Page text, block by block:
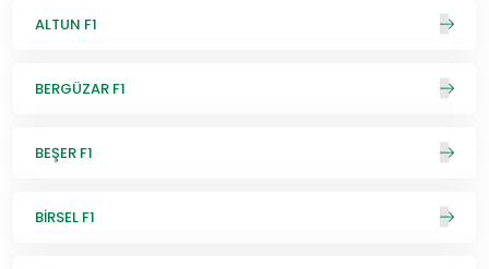
ALTUN F1
BERGÜZAR F1
BEŞER F1
BİRSEL F1